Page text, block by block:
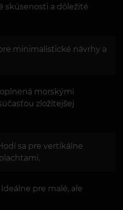
skúsenosti a dôležité
minimalistické návrhy a
morskými
zložitejšej
sa pre vertikálne
pre malé, ale